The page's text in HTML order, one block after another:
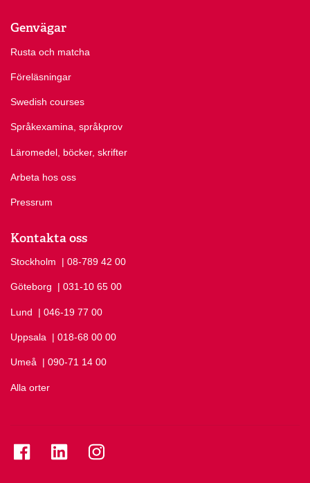
Genvägar
Rusta och matcha
Föreläsningar
Swedish courses
Språkexamina, språkprov
Läromedel, böcker, skrifter
Arbeta hos oss
Pressrum
Kontakta oss
Stockholm Ring Stockholm på
| 08-789 42 00
Göteborg Ring Göteborg på
| 031-10 65 00
Lund Ring Lund på
| 046-19 77 00
Uppsala Ring Uppsala på
| 018-68 00 00
Umeå Ring Umeå på
| 090-71 14 00
Alla orter
Se folkuniversitetet på Facebook
Se folkuniversitetet på LinkedIn